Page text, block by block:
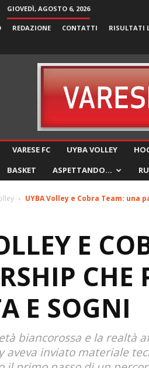
GIOVEDÌ, AGOSTO 6, 2026
REDAZIONE CONTATTI RISULTATI
VARESE FC UYBA VOLLEY
BASKET ASPETTANDO…
UYBA Volley e Cobra Team:
E
CHE
E SOGNI
biancorossa e la realtà
aveva inviato materiale